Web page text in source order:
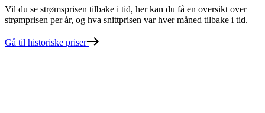
Vil du se strømsprisen tilbake i tid, her kan du få en oversikt over
strømprisen per år, og hva snittprisen var hver måned tilbake i tid.
Gå til historiske priser